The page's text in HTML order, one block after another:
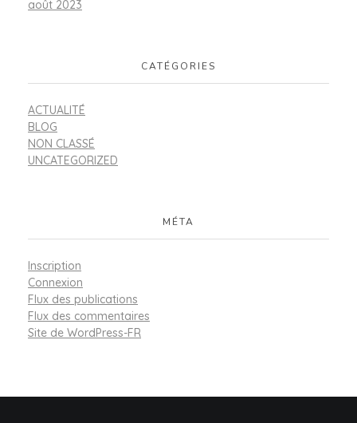
août 2023
CATÉGORIES
ACTUALITÉ
BLOG
NON CLASSÉ
UNCATEGORIZED
MÉTA
Inscription
Connexion
Flux des publications
Flux des commentaires
Site de WordPress-FR